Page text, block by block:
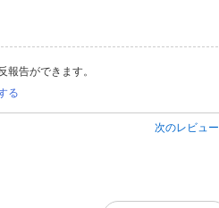
告ができます。
る
次のレビュー